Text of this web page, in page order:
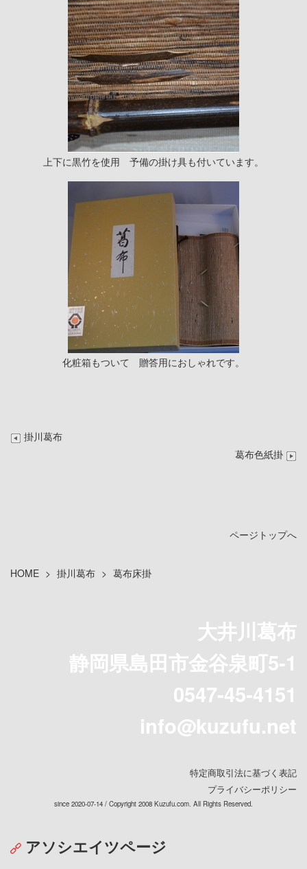
上下に黒竹を使用 予備の掛け具も付いています。
化粧箱もついて 贈答用におしゃれです。
掛川葛布
葛布色紙掛
ページトップへ
HOME > 掛川葛布 > 葛布床掛
大井川葛布
静岡県島田市金谷泉町5-1
0547-45-4151
info@kuzufu.net
特定商取引法に基づく表記
プライバシーポリシー
since 2020-07-14 / Copyright 2008 Kuzufu.com. All Rights Reserved.
アソシエイツページ